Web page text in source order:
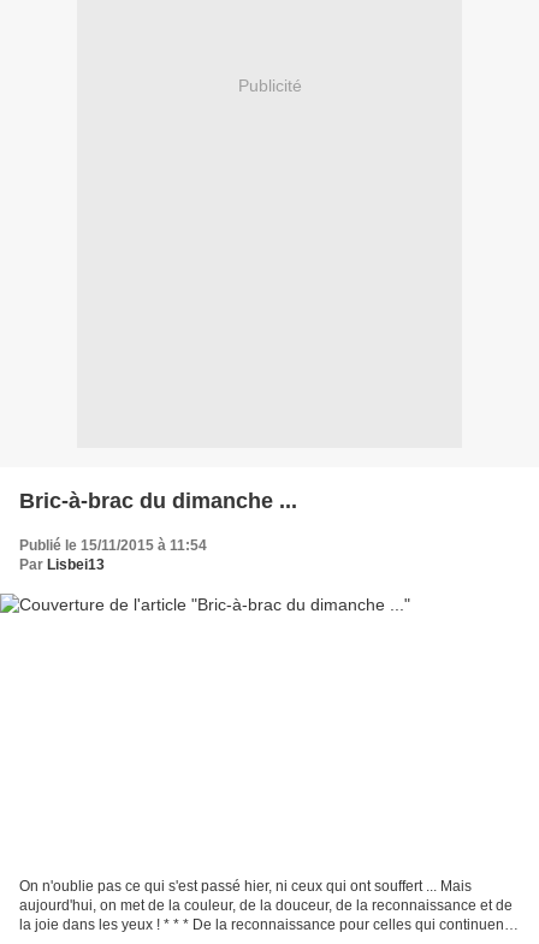
Publicité
Bric-à-brac du dimanche ...
Publié le 15/11/2015 à 11:54
Par Lisbei13
On n'oublie pas ce qui s'est passé hier, ni ceux qui ont souffert ... Mais
aujourd'hui, on met de la couleur, de la douceur, de la reconnaissance et de
la joie dans les yeux ! * * * De la reconnaissance pour celles qui continuent à